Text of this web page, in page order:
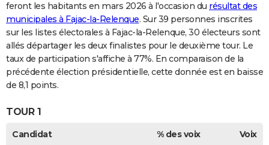
feront les habitants en mars 2026 à l'occasion du résultat des
municipales à Fajac-la-Relenque. Sur 39 personnes inscrites
sur les listes électorales à Fajac-la-Relenque, 30 électeurs sont
allés départager les deux finalistes pour le deuxième tour. Le
taux de participation s'affiche à 77%. En comparaison de la
précédente élection présidentielle, cette donnée est en baisse
de 8,1 points.
TOUR 1
Candidat % des voix
Voix